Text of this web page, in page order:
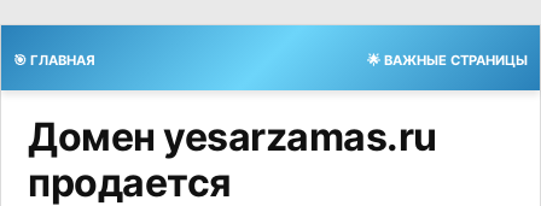
🎯 ГЛАВНАЯ 🌟 ВАЖНЫЕ СТРАНИЦЫ
Домен yesarzamas.ru
продается